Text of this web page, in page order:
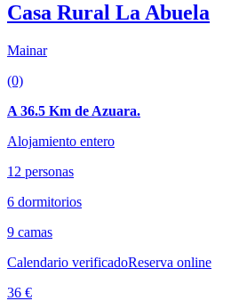
Casa Rural La Abuela
Mainar
(0)
A 36.5 Km de Azuara.
Alojamiento entero
12 personas
6 dormitorios
9 camas
Calendario verificadoReserva online
36 €